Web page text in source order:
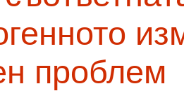
проблем